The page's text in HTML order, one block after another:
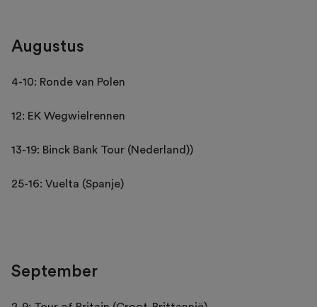
Augustus
4-10: Ronde van Polen
12: EK Wegwielrennen
13-19: Binck Bank Tour (Nederland))
25-16: Vuelta (Spanje)
September